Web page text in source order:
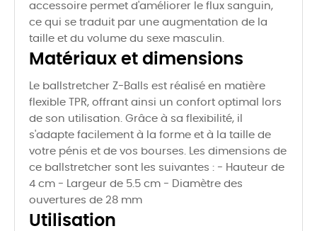
accessoire permet d'améliorer le flux sanguin,
ce qui se traduit par une augmentation de la
taille et du volume du sexe masculin.
Matériaux et dimensions
Le ballstretcher Z-Balls est réalisé en matière
flexible TPR, offrant ainsi un confort optimal lors
de son utilisation. Grâce à sa flexibilité, il
s'adapte facilement à la forme et à la taille de
votre pénis et de vos bourses. Les dimensions de
ce ballstretcher sont les suivantes : - Hauteur de
4 cm - Largeur de 5.5 cm - Diamètre des
ouvertures de 28 mm
Utilisation